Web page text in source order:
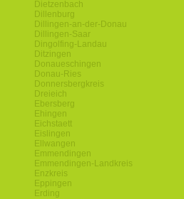
Dietzenbach
Dillenburg
Dillingen-an-der-Donau
Dillingen-Saar
Dingolfing-Landau
Ditzingen
Donaueschingen
Donau-Ries
Donnersbergkreis
Dreieich
Ebersberg
Ehingen
Eichstaett
Eislingen
Ellwangen
Emmendingen
Emmendingen-Landkreis
Enzkreis
Eppingen
Erding